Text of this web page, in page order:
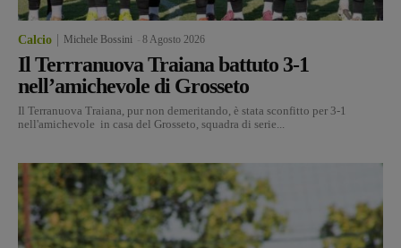
Calcio Michele Bossini 8 Agosto 2026
Il Terrranuova Traiana battuto 3-1
nell’amichevole di Grosseto
Il Terranuova Traiana, pur non demeritando, è stata sconfitto per 3-1
nell'amichevole in casa del Grosseto, squadra di serie...